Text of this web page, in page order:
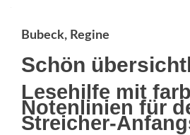
Bubeck, Regine
Schön
Lesehilfe mit
Notenlinien für
Streicher-